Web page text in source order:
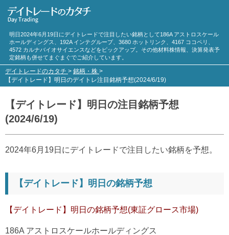
明日2024年6月19日にデイトレードで注目したい銘柄として186A アストロスケール
ホールディングス、192A インテグループ、3680 ホットリンク、4167 ココペリ、
4572 カルナバイオサイエンスなどをピックアップ。その他材料株情報、決算発表予
定銘柄も併せてまぐまぐでご紹介しています。
デイトレードのカタチ > 銘柄・株 >
【デイトレード】明日のデイトレ注目銘柄予想(2024/6/19)
【デイトレード】明日の注目銘柄予想
(2024/6/19)
2024年6月19日にデイトレードで注目したい銘柄を予想。
【デイトレード】明日の銘柄予想
【デイトレード】明日の銘柄予想(東証グロース市場)
186A アストロスケールホールディングス